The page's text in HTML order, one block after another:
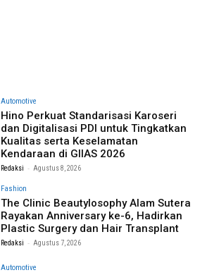
Automotive
Hino Perkuat Standarisasi Karoseri
dan Digitalisasi PDI untuk Tingkatkan
Kualitas serta Keselamatan
Kendaraan di GIIAS 2026
Redaksi - Agustus 8, 2026
Fashion
The Clinic Beautylosophy Alam Sutera
Rayakan Anniversary ke-6, Hadirkan
Plastic Surgery dan Hair Transplant
Redaksi - Agustus 7, 2026
Automotive